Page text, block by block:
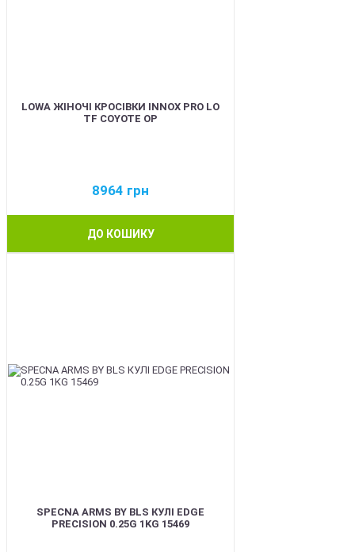
LOWA ЖІНОЧІ КРОСІВКИ INNOX PRO LO
TF COYOTE OP
8964 грн
ДО КОШИКУ
SPECNA ARMS BY BLS КУЛІ EDGE
PRECISION 0.25G 1KG 15469